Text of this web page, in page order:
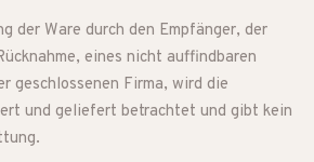
der Ware durch den Empfänger, der
eines nicht auffindbaren
geschlossenen Firma, wird die
und geliefert betrachtet und gibt kein